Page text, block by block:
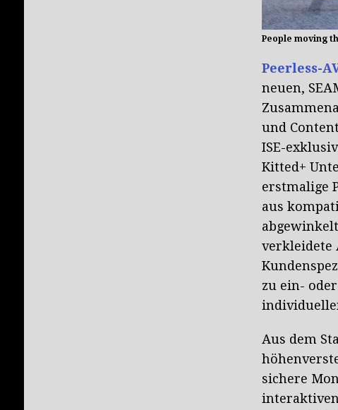
People moving
Peerless-
neuen,
und
ISE-
Kitted+
erstmalige
aus
verkleidete
zu ein-
Aus dem
sichere